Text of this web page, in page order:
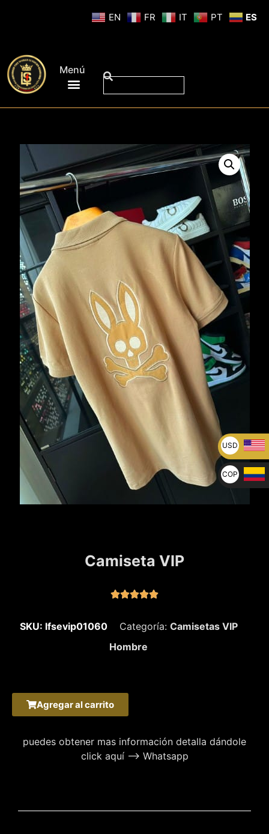
Menú
Camiseta VIP

SKU: lfsevip01060 Categoría: Camisetas VIP
Hombre
Agregar al carrito
puedes obtener mas información detalla dándole
click aquí –> Whatsapp
EN FR IT PT ES
USD
U$
COP
$